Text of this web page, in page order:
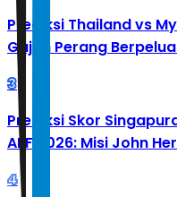
Prediksi Thailand vs
Gajah Perang
3
Prediksi Skor
AFF 2026: Misi John
4